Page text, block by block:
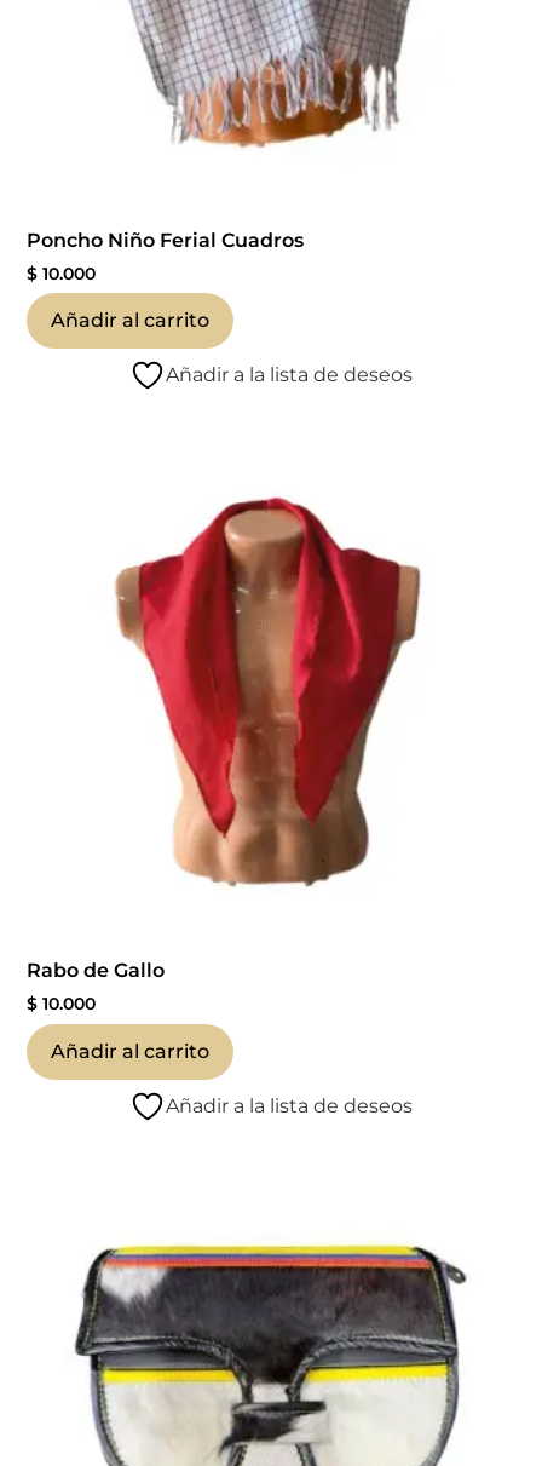
Poncho Niño Ferial Cuadros
$ 10.000
Añadir al carrito
Añadir a la lista de deseos
Rabo de Gallo
$ 10.000
Añadir al carrito
Añadir a la lista de deseos